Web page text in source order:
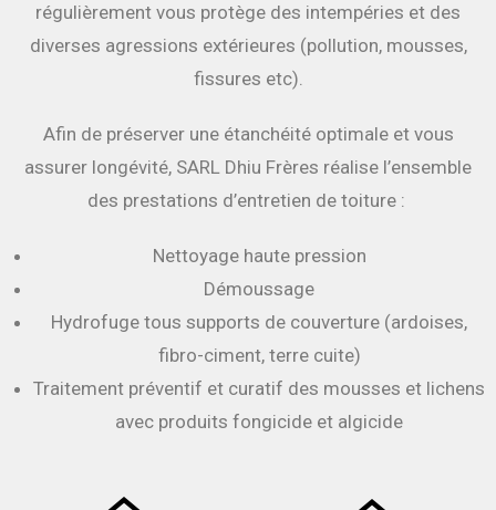
régulièrement vous protège des intempéries et des
diverses agressions extérieures (pollution, mousses,
fissures etc).
Afin de préserver une étanchéité optimale et vous
assurer longévité, SARL Dhiu Frères réalise l’ensemble
des prestations d’entretien de toiture :
Nettoyage haute pression
Démoussage
Hydrofuge tous supports de couverture (ardoises,
fibro-ciment, terre cuite)
Traitement préventif et curatif des mousses et lichens
avec produits fongicide et algicide